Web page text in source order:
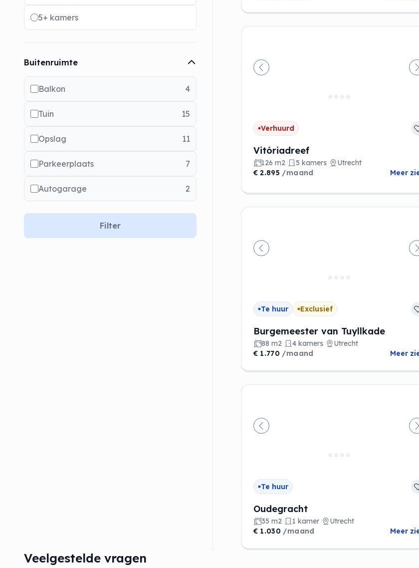
5+ kamers
Buitenruimte
Balkon 4
Tuin 15
Opslag 11
Parkeerplaats 7
Autogarage 2
Filter
Vorige
Verhuurd
Vitóriadreef
126 m2 5 kamers
Utrecht
€ 2.895 /maand Meer
Vorige
Te huur Exclusief
Burgemeester van Tuyllkade
88 m2 4 kamers
Utrecht
€ 1.770 /maand Meer
Vorige
Te huur
Oudegracht
35 m2 1 kamer
Utrecht
€ 1.030 /maand Meer
Veelgestelde vragen